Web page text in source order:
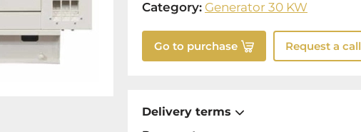
Category: Generator 30 KW
Go to purchase Request a call
Delivery terms